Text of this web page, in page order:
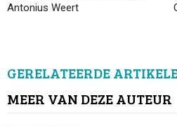
Antonius Weert
GERELATEERDE
MEER VAN DEZE AUTEUR